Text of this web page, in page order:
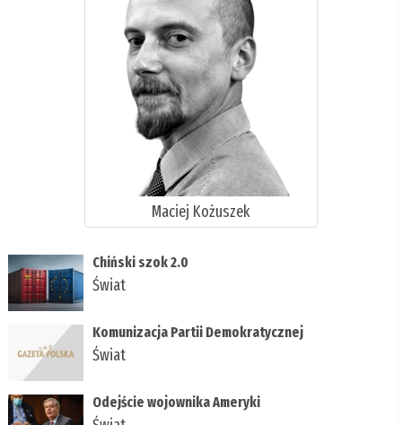
Maciej Kożuszek
Chiński szok 2.0
Świat
Komunizacja Partii Demokratycznej
Świat
Odejście wojownika Ameryki